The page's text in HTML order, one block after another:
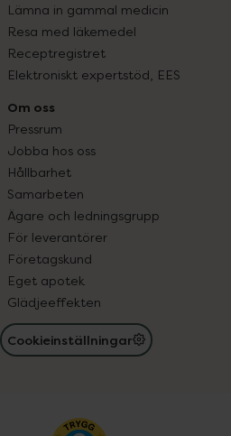
Lämna in gammal medicin
Resa med läkemedel
Receptregistret
Elektroniskt expertstöd, EES
Om oss
Pressrum
Jobba hos oss
Hållbarhet
Samarbeten
Ägare och ledningsgrupp
För leverantörer
Företagskund
Eget apotek
Glädjeeffekten
Cookieinställningar